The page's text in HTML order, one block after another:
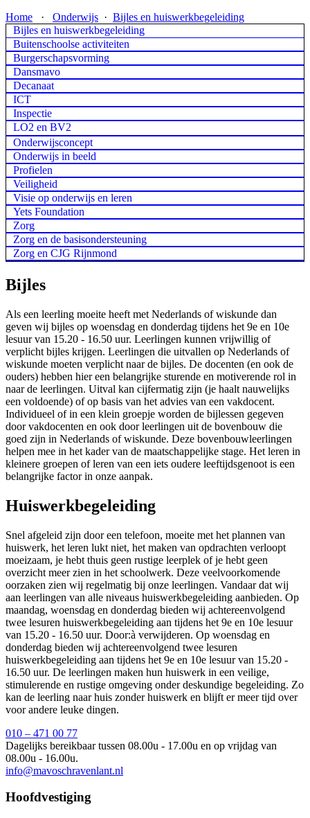
Home · Onderwijs · Bijles en huiswerkbegeleiding
Bijles en huiswerkbegeleiding
Buitenschoolse activiteiten
Burgerschapsvorming
Dansmavo
Decanaat
ICT
Inspectie
LO2 en BV2
Onderwijsconcept
Onderwijs in beeld
Profielen
Veiligheid
Visie op onderwijs en leren
Yets Foundation
Zorg
Zorg en de basisondersteuning
Zorg en CJG Rijnmond
Bijles
Als een leerling moeite heeft met Nederlands of wiskunde dan
geven wij bijles op woensdag en donderdag tijdens het 9e en 10e
lesuur van 15.20 - 16.50 uur. Leerlingen kunnen vrijwillig of
verplicht bijles krijgen. Leerlingen die uitvallen op Nederlands of
wiskunde moeten verplicht naar de bijles. De docenten (en ook de
ouders) hebben hier een belangrijke sturende en motiverende rol in
naar de leerlingen. Uitval kan cijfermatig zijn (je haalt nauwelijks
een voldoende) of op basis van het advies van een vakdocent.
Individueel of in een klein groepje worden de bijlessen gegeven
door vakdocenten en ook door leerlingen uit de bovenbouw die
goed zijn in Nederlands of wiskunde. Deze bovenbouwleerlingen
helpen mee in het kader van de maatschappelijke stage. Het leren in
kleinere groepen of leren van een iets oudere leeftijdsgenoot is een
belangrijke factor in onze aanpak.
Huiswerkbegeleiding
Snel afgeleid zijn door een telefoon, moeite met het plannen van
huiswerk, het leren lukt niet, het maken van opdrachten verloopt
moeizaam, je hebt thuis geen rustige leerplek of je hebt geen
overzicht meer zien in het schoolwerk. Deze veelvoorkomende
oorzaken zien wij regelmatig bij onze leerlingen. Vandaar dat wij
aan leerlingen van alle niveaus huiswerkbegeleiding aanbieden. Op
maandag, woensdag en donderdag bieden wij achtereenvolgend
twee lesuren huiswerkbegeleiding aan tijdens het 9e en 10e lesuur
van 15.20 - 16.50 uur. Door:à verwijderen. Op woensdag en
donderdag bieden wij achtereenvolgend twee lesuren
huiswerkbegeleiding aan tijdens het 9e en 10e lesuur van 15.20 -
16.50 uur. De leerlingen maken hun huiswerk in een veilige,
stimulerende en rustige omgeving onder deskundige begeleiding. Zo
kan de leerling naar huis zonder huiswerk en blijft er meer tijd over
voor andere leuke dingen.
010 – 471 00 77
Dagelijks bereikbaar tussen 08.00u - 17.00u en op vrijdag van
08.00u - 16.00u.
info@mavoschravenlant.nl
Hoofdvestiging